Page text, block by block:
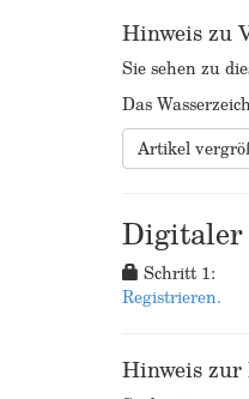
Hinweis zu
Sie sehen zu
Das
Artikel
Digitaler
Schritt 1:
Registrieren.
Hinweis